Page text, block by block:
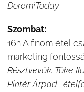
DoremiToday
Szombat:
16h A finom étel
marketing
Résztvevők: Tőke
Pintér Árpád-